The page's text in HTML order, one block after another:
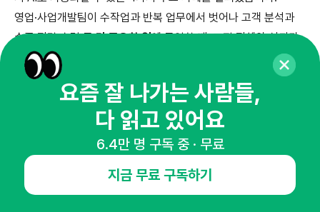
영업·사업개발팀이 수작업과 반복 업무에서 벗어나 고객 분석과
수주 전략 수립 등더 중요한 일에 몰입할 때, 조직 전체의 성과가
달라집니다.
우리 회사의 영업 문서 업무, 어디까지 자동화할 수 있을지 궁금하
아래 버튼을 눌러 업무 상황을 간단히 남겨주세요.
실제 도입 사례와 함께 맞춤형 자동화 솔루션을 제안해드립니다.
영업 AI 솔루션 문의하기
요즘 잘 나가는 사람들,
다 읽고 있어요
6.4만 명 구독 중 · 무료
지금 무료 구독하기